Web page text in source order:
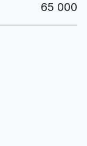
65 000